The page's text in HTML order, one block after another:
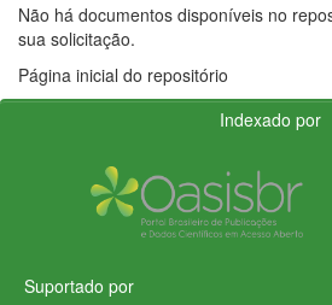
Não há documentos disponíveis no
sua solicitação.
Página inicial do repositório
Indexado por
Suportado por